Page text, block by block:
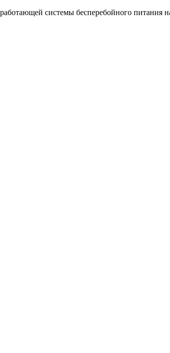
системы бесперебойного питания